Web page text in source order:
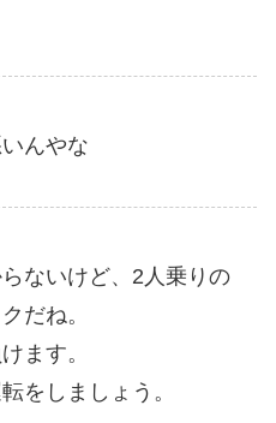
んやな
ないけど、2人乗りの
だね。
ます。
をしましょう。